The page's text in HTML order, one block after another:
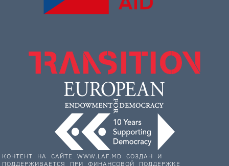
КОНТЕНТ НА САЙТЕ WWW.LAF.MD СОЗДАН И
ПОДДЕРЖИВАЕТСЯ ПРИ ФИНАНСОВОЙ ПОДДЕРЖКЕ